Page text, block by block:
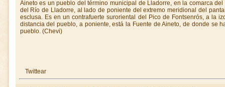
Aineto es un pueblo del término municipal de Lladorre, en la comarca
del Río de Lladorre, al lado de poniente del extremo meridional del
esclusa. Es en un contrafuerte suroriental del Pico de Fontsenrós, a la
distancia del pueblo, a poniente, está la Fuente de Aineto, de donde se
pueblo. (Chevi)
Twittear